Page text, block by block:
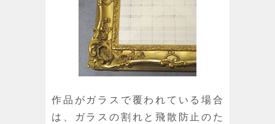
作品がガラスで覆われている場合
は、ガラスの割れと飛散防止のた